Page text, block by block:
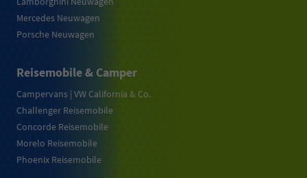
Mercedes Neuwagen
Porsche Neuwagen
Reisemobile & Camper
Campervans | VW California & Co.
Challenger Reisemobile
Concorde Reisemobile
Morelo Reisemobile
Phoenix Reisemobile